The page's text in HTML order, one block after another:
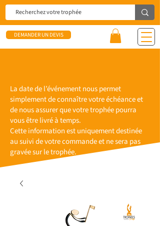
DEMANDER UN DEVIS
La date de l’événement nous permet
simplement de connaître votre échéance et
de nous assurer que votre trophée pourra
vous être livré à temps.
Cette information est uniquement destinée
au suivi de votre commande et ne sera pas
gravée sur le trophée.